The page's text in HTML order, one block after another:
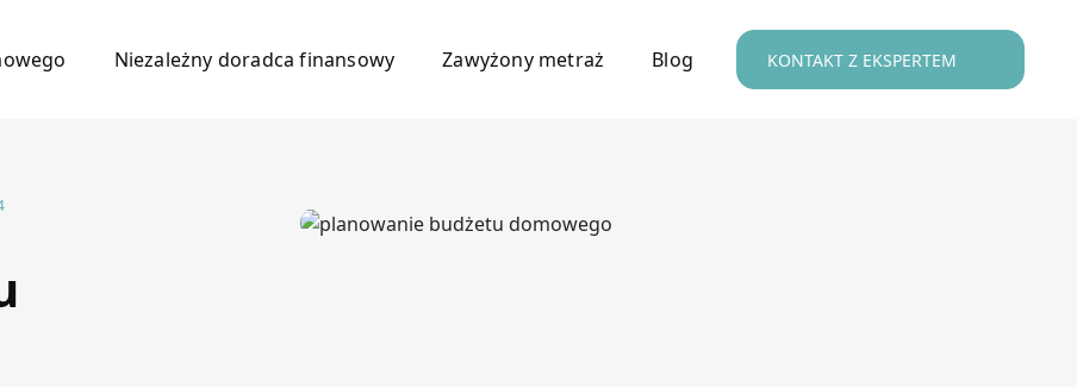
Niezależny doradca finansowy Zawyżony metraż Blog KONTAKT Z EKSPERTEM